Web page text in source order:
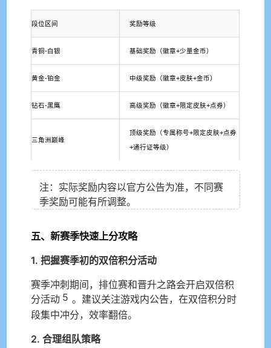
段位区间 奖励等级
青铜-白银 基础奖励（徽章+少量金币）
黄金-铂金 中级奖励（徽章+皮肤+金币）
钻石-黑鹰 高级奖励（徽章+限定皮肤+点券）
三角洲巅峰
顶级奖励（专属称号+限定皮肤+点券
+通行证等级）
注：实际奖励内容以官方公告为准，不同赛
季奖励可能有所调整。
五、新赛季快速上分攻略
1. 把握赛季初的双倍积分活动
赛季冲刺期间，排位赛和晋升之路会开启双倍积
分活动 5 。建议关注游戏内公告，在双倍积分时
段集中冲分，效率翻倍。
2. 合理组队策略